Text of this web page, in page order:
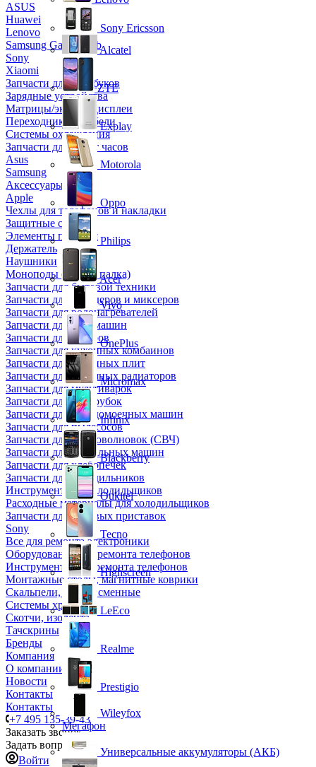
ASUS
Huawei
Lenovo
Samsung Galaxy Tab
Sony
Xiaomi
Запчасти для ноутбуков
Зарядные устройства
Матрицы/экраны/дисплеи
Переходники и кабели
Системы охлаждения
Запчасти для смарт часов
Asus
Samsung
Аксессуары
Apple
Чехлы для телефонов и накладки
Защитные стекла
Элементы питания
Держатель
Наушники
Моноподы (Селфи палка)
Запчасти для бытовой техники
Запчасти для блендеров и миксеров
Запчасти для водонагревателей
Запчасти для кофемашин
Запчасти для кулеров
Запчасти для кухонных комбаинов
Запчасти для кухонных плит
Запчасти для масляных радиаторов
Запчасти для мультиварок
Запчасти для мясорубок
Запчасти для посудомоечных машин
Запчасти для пылесосов
Запчасти для микроволновок (СВЧ)
Запчасти для стиральных машин
Запчасти для хлебопечек
Запчасти для холодильников
Инструмент для холодильщиков
Расходные материалы для холодильщиков
Запчасти для игровых приставок
Sony
Все для ремонта электроники
Оборудование для ремонта телефонов
Инструменты для ремонта телефонов
Монтажные столы, магнитные коврики
Скальпели, лезвия сменные
Системы хранения
Скотчи, изолента
Тачскрины
Бренды
Компания
О компании
Новости
Контакты
Контакты
+7 495 135-39-43
Заказать звонок
Задать вопрос
Войти
Sony Ericsson
Alcatel
ZTE
Explay
Motorola
Oppo
Philips
Acer
Vivo
OnePlus
Micromax
Infinix
Blackberry
Oukitel
Tecno
Highscreen
LeEco
Realme
Prestigio
Wileyfox
Мегафон
Универсальные аккумуляторы (АКБ)